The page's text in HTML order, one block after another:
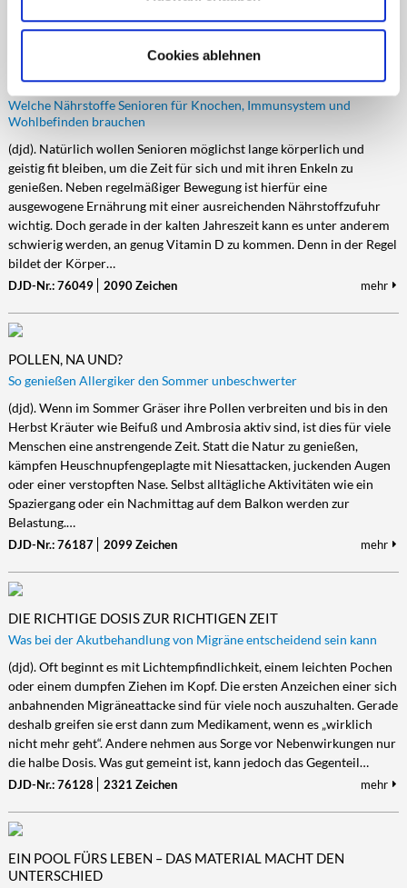
Cookies ablehnen
FIT IM ALTER DURCH DIE RICHTIGE ERNÄHRUNG
Welche Nährstoffe Senioren für Knochen, Immunsystem und
Wohlbefinden brauchen
(djd). Natürlich wollen Senioren möglichst lange körperlich und
geistig fit bleiben, um die Zeit für sich und mit ihren Enkeln zu
genießen. Neben regelmäßiger Bewegung ist hierfür eine
ausgewogene Ernährung mit einer ausreichenden Nährstoffzufuhr
wichtig. Doch gerade in der kalten Jahreszeit kann es unter anderem
schwierig werden, an genug Vitamin D zu kommen. Denn in der Regel
bildet der Körper…
DJD-Nr.: 76049 2090 Zeichen mehr
POLLEN, NA UND?
So genießen Allergiker den Sommer unbeschwerter
(djd). Wenn im Sommer Gräser ihre Pollen verbreiten und bis in den
Herbst Kräuter wie Beifuß und Ambrosia aktiv sind, ist dies für viele
Menschen eine anstrengende Zeit. Statt die Natur zu genießen,
kämpfen Heuschnupfengeplagte mit Niesattacken, juckenden Augen
oder einer verstopften Nase. Selbst alltägliche Aktivitäten wie ein
Spaziergang oder ein Nachmittag auf dem Balkon werden zur
Belastung.…
DJD-Nr.: 76187 2099 Zeichen mehr
DIE RICHTIGE DOSIS ZUR RICHTIGEN ZEIT
Was bei der Akutbehandlung von Migräne entscheidend sein kann
(djd). Oft beginnt es mit Lichtempfindlichkeit, einem leichten Pochen
oder einem dumpfen Ziehen im Kopf. Die ersten Anzeichen einer sich
anbahnenden Migräneattacke sind für viele noch auszuhalten. Gerade
deshalb greifen sie erst dann zum Medikament, wenn es „wirklich
nicht mehr geht“. Andere nehmen aus Sorge vor Nebenwirkungen nur
die halbe Dosis. Was gut gemeint ist, kann jedoch das Gegenteil…
DJD-Nr.: 76128 2321 Zeichen mehr
EIN POOL FÜRS LEBEN – DAS MATERIAL MACHT DEN
UNTERSCHIED